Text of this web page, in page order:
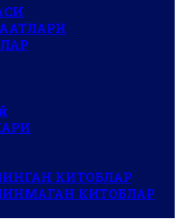
КИТОБЛАР
КИТОБЛАР